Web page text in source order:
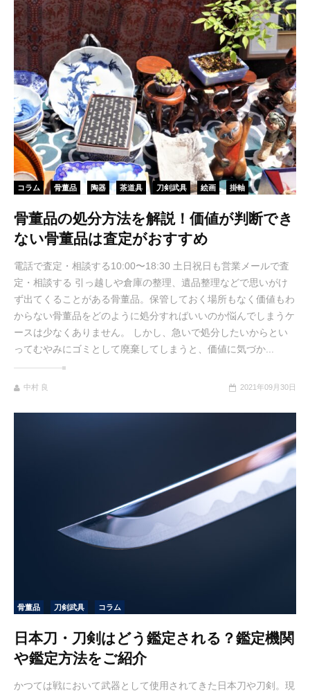
コラム 骨董品 陶器 茶道具 刀剣武具 絵画 掛軸
骨董品の処分方法を解説！価値が判断でき
ない骨董品は査定がおすすめ
電話で査定・相談する10:00〜18:30 土日祝日も営業メールで査
定・相談する 引っ越しや倉庫の整理、遺品整理などで思いがけ
ず出てくることがある骨董品。保管しておく場所もなく価値もわ
からない骨董品をどのように処分すればいいのか悩んでしまうケ
ースは少なくありません。 しかし、急いで処分したいからとい
ってむやみにゴミとして廃棄してしまうと、価値に気づか...
中村 良 2021年09月30日
骨董品 刀剣武具 コラム
日本刀・刀剣はどう鑑定される？鑑定機関
や鑑定方法をご紹介
かつては戦において武器として使用されてきた日本刀や刀剣。現